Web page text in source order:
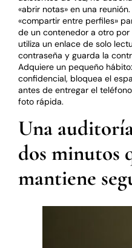
«abrir notas» en una
«compartir entre perfiles»
de un contenedor a otro
utiliza un enlace de solo
contraseña y guarda la
Adquiere un pequeño
confidencial, bloquea el
antes de entregar el
foto rápida.
Una
dos minutos
mantiene